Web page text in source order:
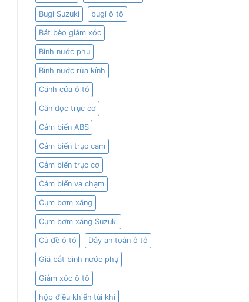
Bugi Suzuki bugi ô tô
Bát bèo giảm xóc
Bình nước phụ
Bình nước rửa kính
Cánh cửa ô tô
Căn dọc trục cơ
Cảm biến ABS
Cảm biến trục cam
Cảm biến trục cơ
Cảm biến va chạm
Cụm bơm xăng
Cụm bơm xăng Suzuki
Củ đề ô tô Dây an toàn ô tô
Giá bắt bình nước phụ
Giảm xóc ô tô
hộp điều khiển túi khí